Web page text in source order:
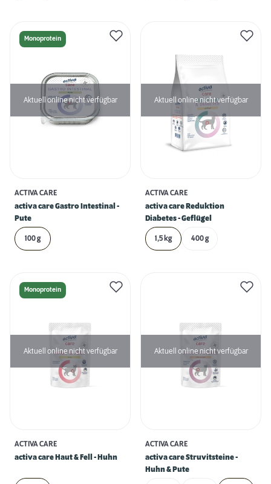
Monoprotein
Aktuell online nicht verfügbar
ACTIVA CARE
activa care Gastro Intestinal -
Pute
100 g
Aktuell online nicht verfügbar
ACTIVA CARE
activa care Reduktion
Diabetes - Geflügel
1,5 kg 400 g
Monoprotein
Aktuell online nicht verfügbar
ACTIVA CARE
activa care Haut & Fell - Huhn
Aktuell online nicht verfügbar
ACTIVA CARE
activa care Struvitsteine -
Huhn & Pute